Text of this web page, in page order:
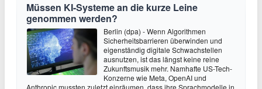
Müssen KI-Systeme an die kurze Leine
genommen werden?
Berlin (dpa) - Wenn Algorithmen
Sicherheitsbarrieren überwinden und
eigenständig digitale Schwachstellen
ausnutzen, ist das längst keine reine
Zukunftsmusik mehr. Namhafte US-Tech-
Konzerne wie Meta, OpenAI und